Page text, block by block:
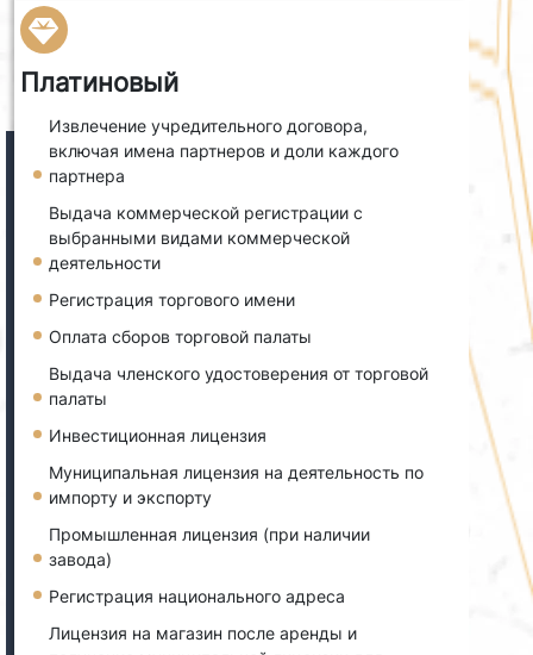
Платиновый
Извлечение учредительного договора,
включая имена партнеров и доли каждого
партнера
Выдача коммерческой регистрации с
выбранными видами коммерческой
деятельности
Регистрация торгового имени
Оплата сборов торговой палаты
Выдача членского удостоверения от торговой
палаты
Инвестиционная лицензия
Муниципальная лицензия на деятельность по
импорту и экспорту
Промышленная лицензия (при наличии
завода)
Регистрация национального адреса
Лицензия на магазин после аренды и